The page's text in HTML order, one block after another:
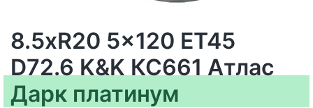
8.5xR20 5x120 ET45
D72.6 K&K КС661 Атлас
Дарк платинум